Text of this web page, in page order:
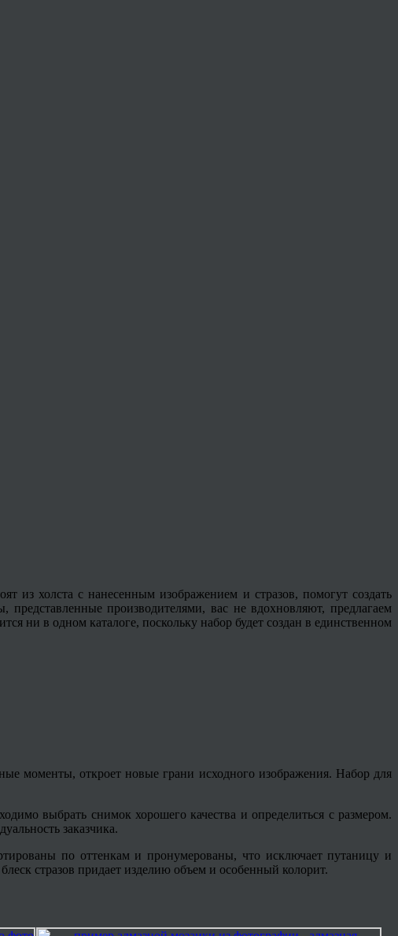
из холста с нанесенным изображением и стразов, помогут создать
производителями, вас не вдохновляют, предлагаем
ни в одном каталоге, поскольку набор будет создан в единственном
моменты, откроет новые грани исходного изображения. Набор для
выбрать снимок хорошего качества и определиться с размером.
заказчика.
по оттенкам и пронумерованы, что исключает путаницу и
стразов придает изделию объем и особенный колорит.